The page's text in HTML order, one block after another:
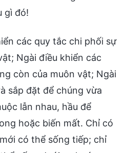
gì đó!
các quy tắc chi phối sự
Ngài điều khiển các
còn của muôn vật; Ngài
sắp đặt để chúng vừa
lẫn nhau, hầu để
hoặc biến mất. Chỉ có
có thể sống tiếp; chỉ